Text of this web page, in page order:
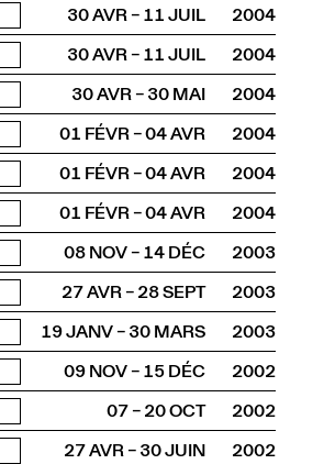
30 AVR – 11 JUIL
2004
30 AVR – 11 JUIL
2004
30 AVR – 30 MAI
2004
01 FÉVR – 04 AVR
2004
01 FÉVR – 04 AVR
2004
01 FÉVR – 04 AVR
2004
08 NOV – 14 DÉC
2003
27 AVR – 28 SEPT
2003
19 JANV – 30 MARS
2003
09 NOV – 15 DÉC
2002
07 – 20 OCT
2002
27 AVR – 30 JUIN
2002